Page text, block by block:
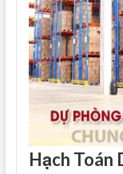
Hạch Toán